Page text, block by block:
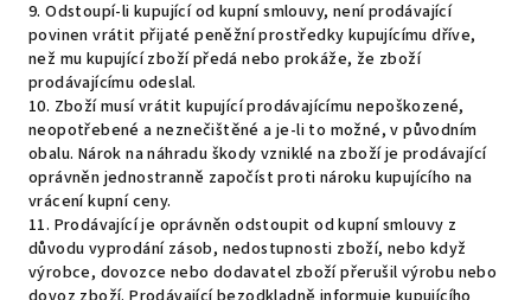
9. Odstoupí-li kupující od kupní smlouvy, není prodávající
povinen vrátit přijaté peněžní prostředky kupujícímu dříve,
než mu kupující zboží předá nebo prokáže, že zboží
prodávajícímu odeslal.
10. Zboží musí vrátit kupující prodávajícímu nepoškozené,
neopotřebené a neznečištěné a je-li to možné, v původním
obalu. Nárok na náhradu škody vzniklé na zboží je prodávající
oprávněn jednostranně započíst proti nároku kupujícího na
vrácení kupní ceny.
11. Prodávající je oprávněn odstoupit od kupní smlouvy z
důvodu vyprodání zásob, nedostupnosti zboží, nebo když
výrobce, dovozce nebo dodavatel zboží přerušil výrobu nebo